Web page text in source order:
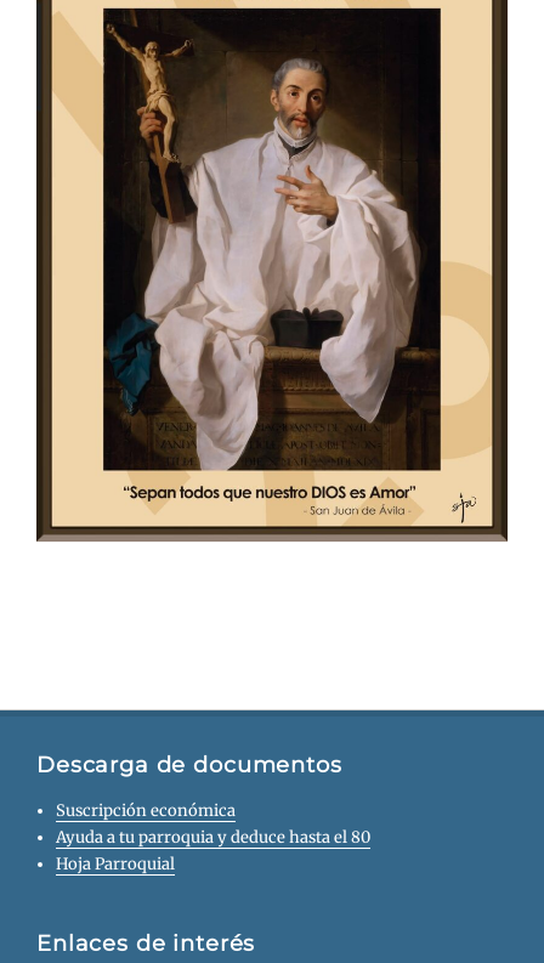
Descarga de documentos
Suscripción económica
Ayuda a tu parroquia y deduce hasta el 80
Hoja Parroquial
Enlaces de interés